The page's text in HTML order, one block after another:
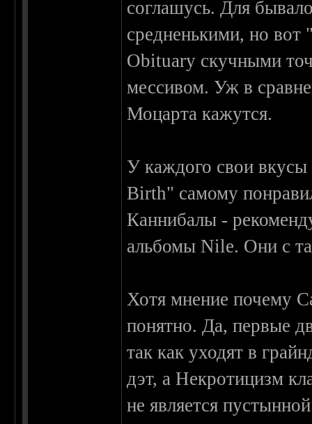
соглашусь. Для
средненькими, но
Obituary скучными
мессивом. Уж в
Моцарта кажутся.
У каждого свои
Birth" самому
Каннибалы -
альбомы Nile. Они с
Хотя мнение почему
понятно. Да, первые
так как уходят в
дэт, а Некротицизм
не является